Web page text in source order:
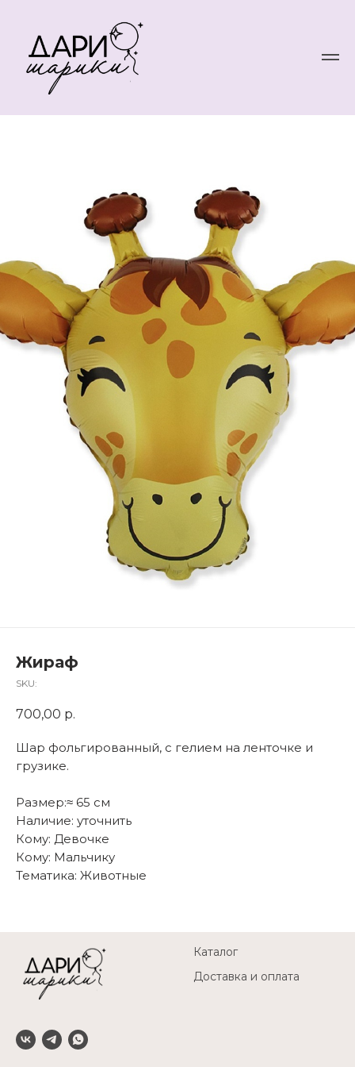
Жираф
SKU:
700,00 р.
Шар фольгированный, с гелием на ленточке и
грузике.
Размер:≈ 65 см
Наличие: уточнить
Кому: Девочке
Кому: Мальчику
Тематика: Животные
Каталог
Доставка и оплата